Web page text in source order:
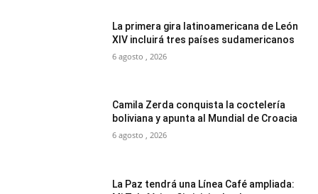
La primera gira latinoamericana de León
XIV incluirá tres países sudamericanos
6 agosto , 2026
Camila Zerda conquista la coctelería
boliviana y apunta al Mundial de Croacia
6 agosto , 2026
La Paz tendrá una Línea Café ampliada: